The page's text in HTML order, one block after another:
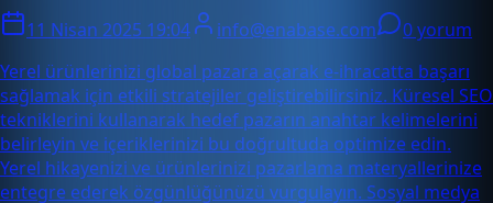
11 Nisan 2025 19:04 info@enabase.com
0 yorum
Yerel ürünlerinizi global pazara açarak e-ihracatta başarı
sağlamak için etkili stratejiler geliştirebilirsiniz. Küresel SEO
tekniklerini kullanarak hedef pazarın anahtar kelimelerini
belirleyin ve içeriklerinizi bu doğrultuda optimize edin.
Yerel hikayenizi ve ürünlerinizi pazarlama materyallerinize
entegre ederek özgünlüğünüzü vurgulayın. Sosyal medya